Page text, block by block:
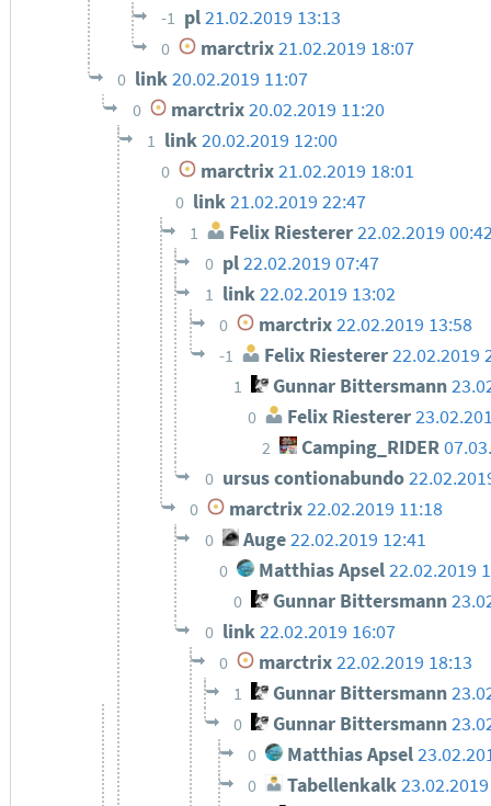
-1 pl21.02.2019 13:13
0 marctrix21.02.2019 18:07
0 link20.02.2019 11:07
0 marctrix20.02.2019 11:20
1 link20.02.2019 12:00
0 marctrix21.02.2019 18:01
0 link21.02.2019 22:47
1 Felix Riesterer22.02.2019
0 pl22.02.2019 07:47
1 link22.02.2019 13:02
0 marctrix 22.02.2019 13:58
-1 Felix Riesterer 22.02.2019
1 Gunnar Bittersmann
0 Felix Riesterer
2 Camping_RIDER
0 ursus contionabundo
0 marctrix22.02.2019 11:18
0 Auge22.02.2019 12:41
0 Matthias Apsel 22.02.2019
0 Gunnar Bittersmann
0 link22.02.2019 16:07
0 marctrix 22.02.2019 18:13
1 Gunnar Bittersmann
0 Gunnar Bittersmann
0 Matthias Apsel
0 Tabellenkalk